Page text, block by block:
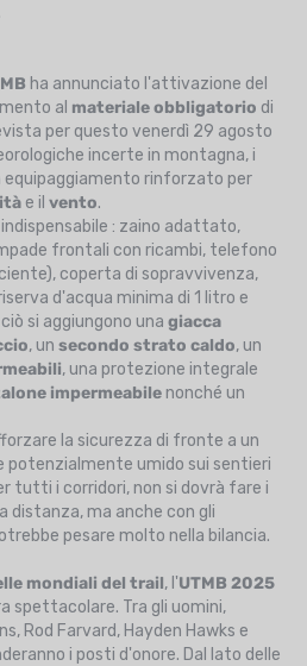
ha annunciato l'attivazione del
al materiale obbligatorio di
per questo venerdì 29 agosto
incerte in montagna, i
equipaggiamento rinforzato per
e il vento.
: zaino adattato,
frontali con ricambi, telefono
coperta di sopravvivenza,
d'acqua minima di 1 litro e
si aggiungono una giacca
, un secondo strato caldo, un
, una protezione integrale
impermeabile nonché un
la sicurezza di fronte a un
umido sui sentieri
tutti i corridori, non si dovrà fare i
distanza, ma anche con gli
pesare molto nella bilancia.
mondiali del trail, l'UTMB 2025
spettacolare. Tra gli uomini,
Rod Farvard, Hayden Hawks e
i posti d'onore. Dal lato delle